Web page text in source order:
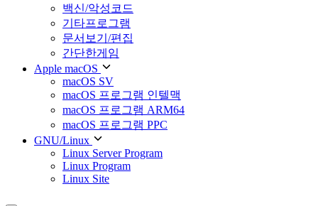
백신/악성코드
기타프로그램
문서보기/편집
간단한게임
Apple macOS
macOS SV
macOS 프로그램 인텔맥
macOS 프로그램 ARM64
macOS 프로그램 PPC
GNU/Linux
Linux Server Program
Linux Program
Linux Site